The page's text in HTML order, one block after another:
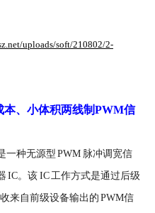
uploads/soft/210802/2-
、小体积两线制PWM信
一种无源型 PWM 脉冲调宽信
IC。该 IC 工作方式是通过后级
来自前级设备输出的 PWM信